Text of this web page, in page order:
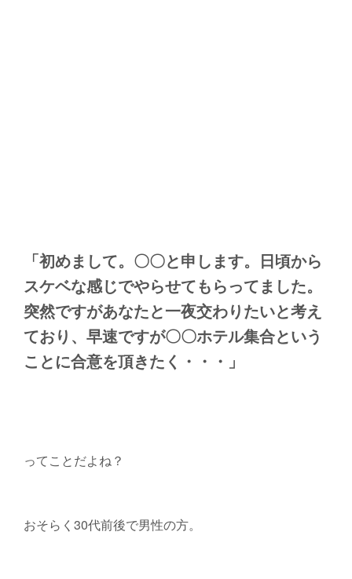
「初めまして。〇〇と申します。日頃から
スケベな感じでやらせてもらってました。
突然ですがあなたと一夜交わりたいと考え
ており、早速ですが〇〇ホテル集合という
ことに合意を頂きたく・・・」
ってことだよね？
おそらく30代前後で男性の方。